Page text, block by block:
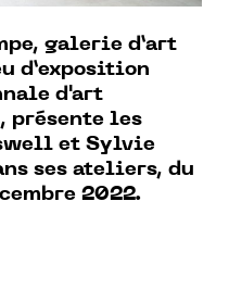
galerie d’art
d’exposition
d'art
présente les
et Sylvie
ses ateliers, du
2022.